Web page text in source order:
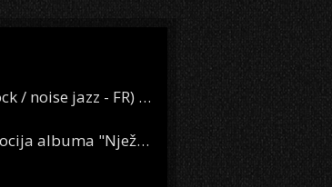
Oasis Boom (desert krautrock / noise jazz - FR) @ KONTEJNER
KSET50: Sara Renar – promocija albuma "Nježne riječi" @ Močvara